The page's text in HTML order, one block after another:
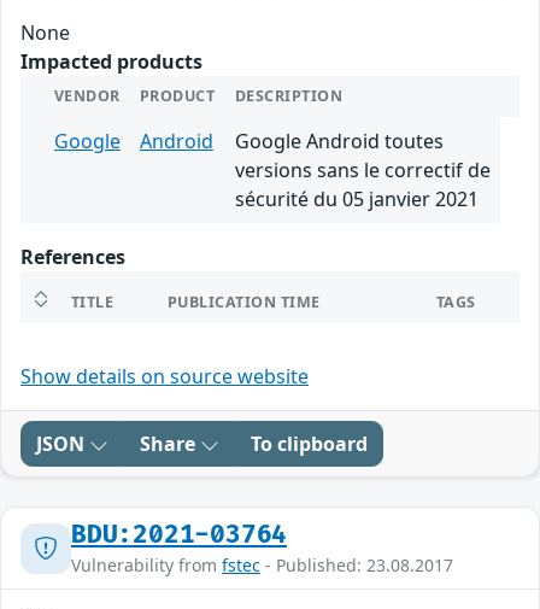
None
Impacted products
VENDOR PRODUCT DESCRIPTION
Google Android
Google Android toutes
versions sans le correctif de
sécurité du 05 janvier 2021
References
TITLE PUBLICATION TIME TAGS
Show details on source website
JSON Share To clipboard
BDU:2021-03764
Vulnerability from fstec - Published: 23.08.2017